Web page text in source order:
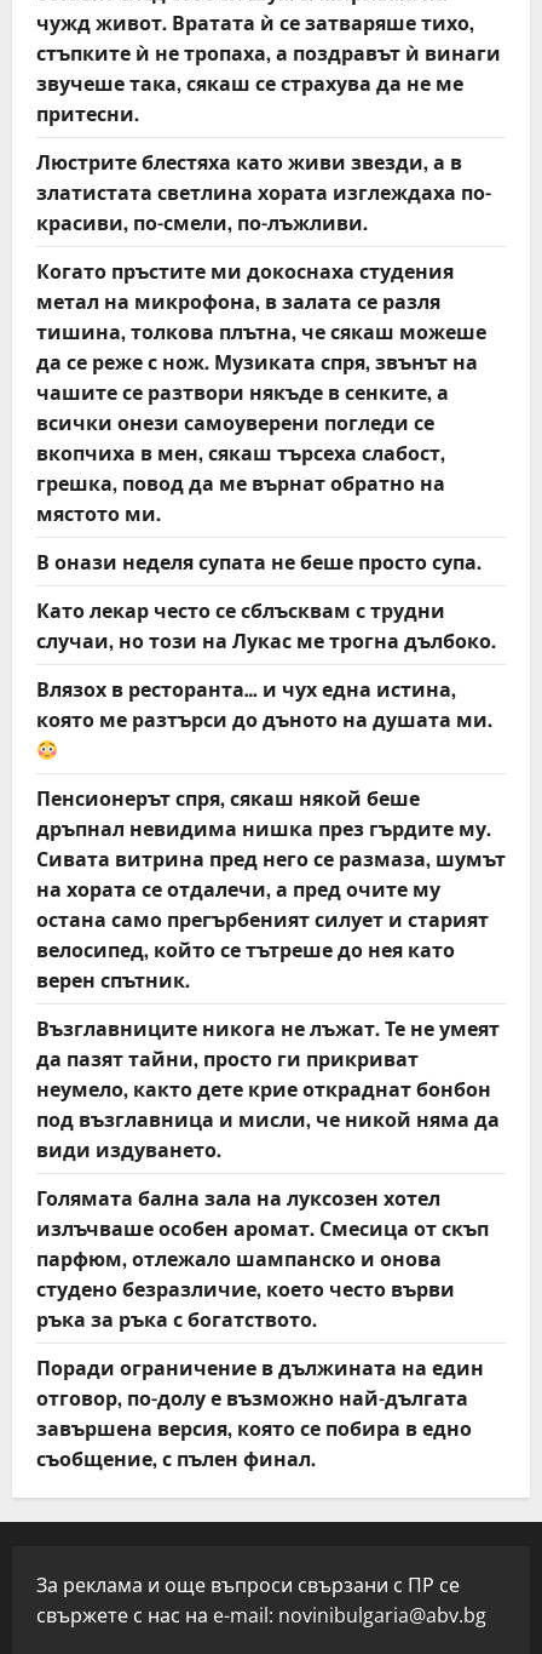
чужд живот. Вратата ѝ се затваряше тихо,
стъпките ѝ не тропаха, а поздравът ѝ винаги
звучеше така, сякаш се страхува да не ме
притесни.
Люстрите блестяха като живи звезди, а в
златистата светлина хората изглеждаха по-
красиви, по-смели, по-лъжливи.
Когато пръстите ми докоснаха студения
метал на микрофона, в залата се разля
тишина, толкова плътна, че сякаш можеше
да се реже с нож. Музиката спря, звънът на
чашите се разтвори някъде в сенките, а
всички онези самоуверени погледи се
вкопчиха в мен, сякаш търсеха слабост,
грешка, повод да ме върнат обратно на
мястото ми.
В онази неделя супата не беше просто супа.
Като лекар често се сблъсквам с трудни
случаи, но този на Лукас ме трогна дълбоко.
Влязох в ресторанта… и чух една истина,
която ме разтърси до дъното на душата ми.
Пенсионерът спря, сякаш някой беше
дръпнал невидима нишка през гърдите му.
Сивата витрина пред него се размаза, шумът
на хората се отдалечи, а пред очите му
остана само прегърбеният силует и старият
велосипед, който се тътреше до нея като
верен спътник.
Възглавниците никога не лъжат. Те не умеят
да пазят тайни, просто ги прикриват
неумело, както дете крие откраднат бонбон
под възглавница и мисли, че никой няма да
види издуването.
Голямата бална зала на луксозен хотел
излъчваше особен аромат. Смесица от скъп
парфюм, отлежало шампанско и онова
студено безразличие, което често върви
ръка за ръка с богатството.
Поради ограничение в дължината на един
отговор, по-долу е възможно най-дългата
завършена версия, която се побира в едно
съобщение, с пълен финал.
За реклама и още въпроси свързани с ПР се
свържете с нас на e-mail: novinibulgaria@abv.bg